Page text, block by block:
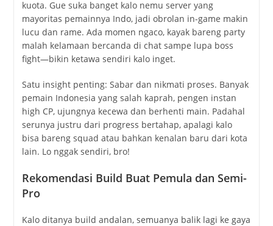
kuota. Gue suka banget kalo nemu server yang
mayoritas pemainnya Indo, jadi obrolan in-game makin
lucu dan rame. Ada momen ngaco, kayak bareng party
malah kelamaan bercanda di chat sampe lupa boss
fight—bikin ketawa sendiri kalo inget.
Satu insight penting: Sabar dan nikmati proses. Banyak
pemain Indonesia yang salah kaprah, pengen instan
high CP, ujungnya kecewa dan berhenti main. Padahal
serunya justru dari progress bertahap, apalagi kalo
bisa bareng squad atau bahkan kenalan baru dari kota
lain. Lo nggak sendiri, bro!
Rekomendasi Build Buat Pemula dan Semi-
Pro
Kalo ditanya build andalan, semuanya balik lagi ke gaya